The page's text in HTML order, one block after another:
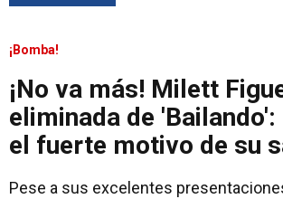
¡Bomba!
¡No va más! Milett
eliminada de 'Bailando':
el fuerte motivo de su
Pese a sus excelentes